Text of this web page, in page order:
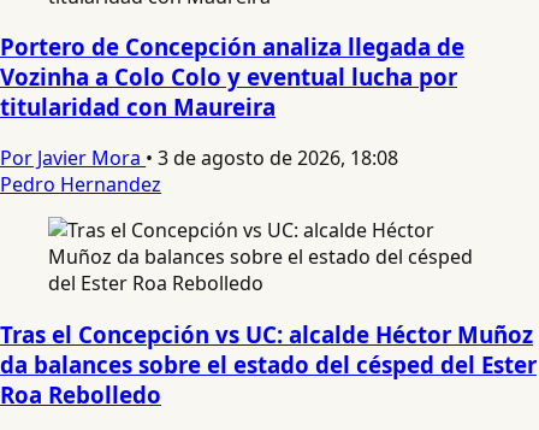
Portero de Concepción analiza llegada de
Vozinha a Colo Colo y eventual lucha por
titularidad con Maureira
Por Javier Mora • 3 de agosto de 2026, 18:08
Pedro Hernandez
Tras el Concepción vs UC: alcalde Héctor Muñoz
da balances sobre el estado del césped del Ester
Roa Rebolledo